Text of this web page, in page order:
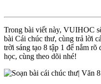
Trong bài viết này, VUIHOC
bài Cái chúc thư, cùng trả lời
trời sáng tạo 8 tập 1 để nắm
học, cùng theo dõi nhé!